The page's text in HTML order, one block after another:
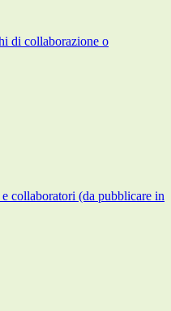
di collaborazione o
collaboratori (da pubblicare in